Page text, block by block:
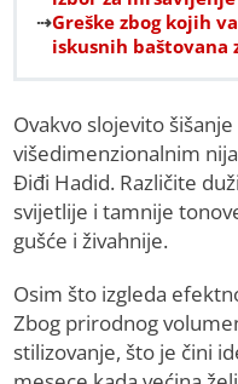
Greške zbog kojih
iskusnih
Ovakvo slojevito
višedimenzionalnim
Điđi Hadid. Različite
svijetlije i tamnije
gušće i živahnije.
Osim što izgleda
Zbog prirodnog
stilizovanje, što je čini